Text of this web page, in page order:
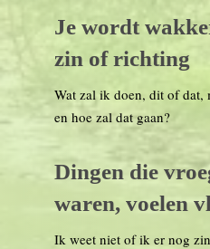
Je wordt
zin of richting
Wat zal ik doen, dit of dat,
en hoe zal dat gaan?
Dingen die
waren, voelen
Ik weet niet of ik er nog